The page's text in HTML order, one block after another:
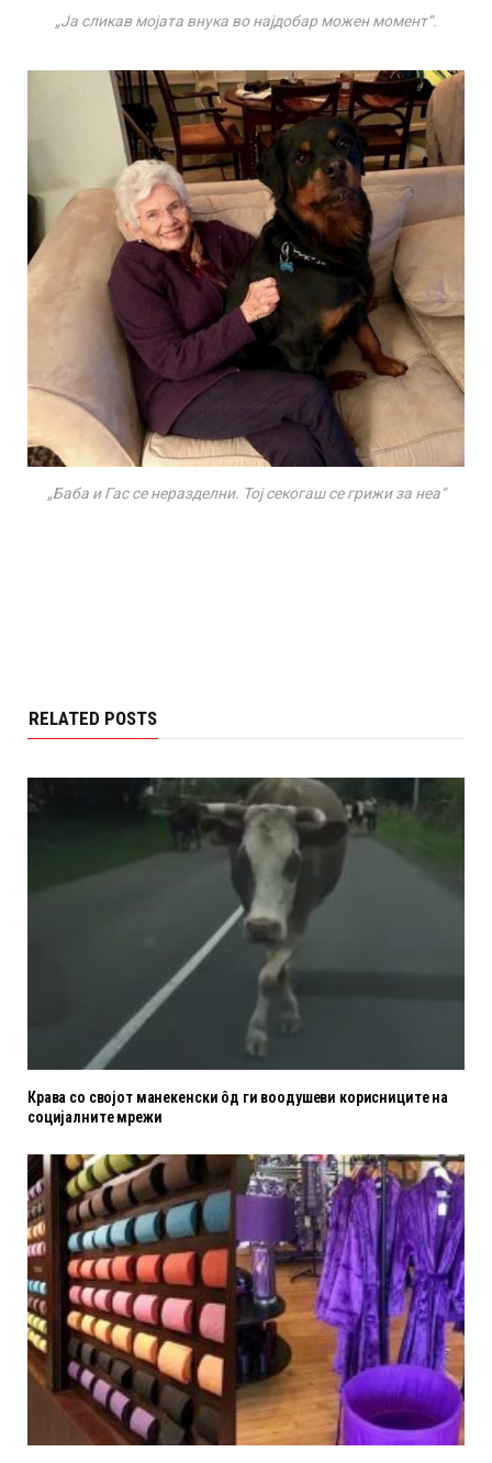
„Ја сликав мојата внука во најдобар можен момент“.
„Баба и Гас се неразделни. Тој секогаш се грижи за неа“
RELATED POSTS
Крава со својот манекенски ôд ги воодушеви корисниците на
социјалните мрежи